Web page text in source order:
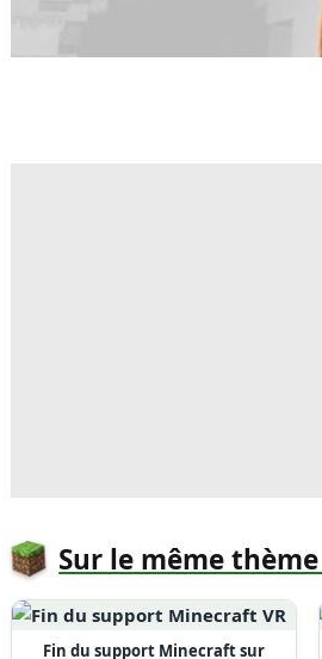
Sur le même thème
Fin du support Minecraft sur